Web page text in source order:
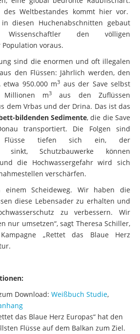
Weltbestandes kommt hier vor.
diesen Huchenabschnitten gebaut
den völligen
voraus.
sind die enormen und oft illegalen
den Flüssen: Jährlich werden, den
etwa 950.000 m3 aus der Save selbst
m3
aus den Zuflüssen
dem Vrbas und der Drina. Das ist das
bildenden Sedimente, die die Save
transportiert. Die Folgen sind
Flüsse tiefen sich ein, der
sinkt, Schutzbauwerke können
die Hochwassergefahr wird sich
verschärfen.
einem Scheideweg. Wir haben die
diese Lebensader zu erhalten und
zu verbessern. Wir
nur umsetzen“, sagt Theresa Schiller,
„Rettet das Blaue Herz
Download: Weißbuch Studie,
das Blaue Herz Europas“ hat den
Flüsse auf dem Balkan zum Ziel.